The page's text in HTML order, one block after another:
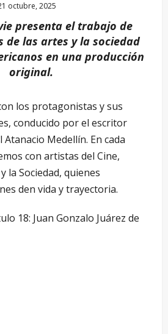
octubre, 2025
presenta el trabajo de
de las artes y la sociedad
en una producción
original.
los protagonistas y sus
conducido por el escritor
Medellín. En cada
con artistas del Cine,
la Sociedad, quienes
den vida y trayectoria.
18: Juan Gonzalo Juárez de